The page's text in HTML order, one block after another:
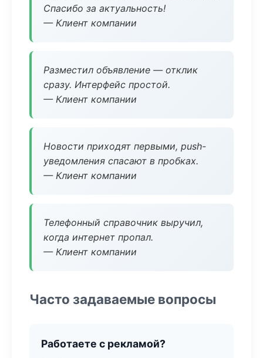
Спасибо за актуальность!
— Клиент компании
Разместил объявление — отклик
сразу. Интерфейс простой.
— Клиент компании
Новости приходят первыми, push-
уведомления спасают в пробках.
— Клиент компании
Телефонный справочник выручил,
когда интернет пропал.
— Клиент компании
Часто задаваемые вопросы
Работаете с рекламой?